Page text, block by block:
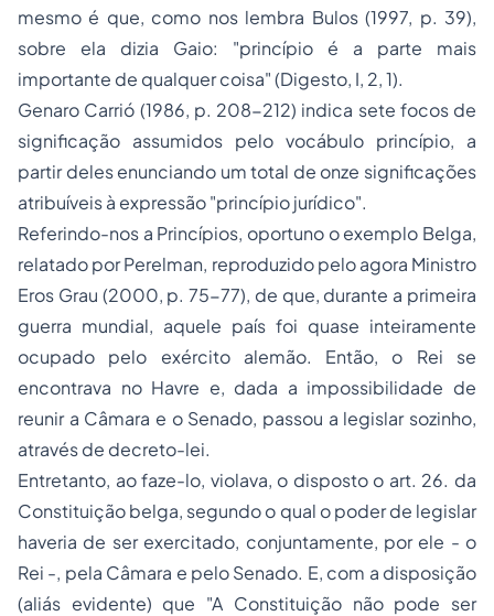
mesmo é que, como nos lembra Bulos (1997, p. 39),
sobre ela dizia Gaio: "princípio é a parte mais
importante de qualquer coisa" (Digesto, I, 2, 1).
Genaro Carrió (1986, p. 208-212) indica sete focos de
significação assumidos pelo vocábulo princípio, a
partir deles enunciando um total de onze significações
atribuíveis à expressão "princípio jurídico".
Referindo-nos a Princípios, oportuno o exemplo Belga,
relatado por Perelman, reproduzido pelo agora Ministro
Eros Grau (2000, p. 75-77), de que, durante a primeira
guerra mundial, aquele país foi quase inteiramente
ocupado pelo exército alemão. Então, o Rei se
encontrava no Havre e, dada a impossibilidade de
reunir a Câmara e o Senado, passou a legislar sozinho,
através de decreto-lei.
Entretanto, ao faze-lo, violava, o disposto o art. 26. da
Constituição belga, segundo o qual o poder de legislar
haveria de ser exercitado, conjuntamente, por ele - o
Rei -, pela Câmara e pelo Senado. E, com a disposição
(aliás evidente) que "A Constituição não pode ser